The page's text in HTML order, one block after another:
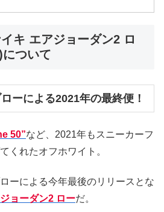
キ エアジョーダン2 ロ
ついて
ーによる2021年の最終便！
50”など、2021年もスニーカーフ
くれたオフホワイト。
ーによる今年最後のリリースとな
ョーダン2 ローだ。